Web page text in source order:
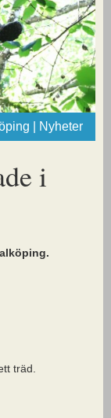
| Nyheter
i
träd.